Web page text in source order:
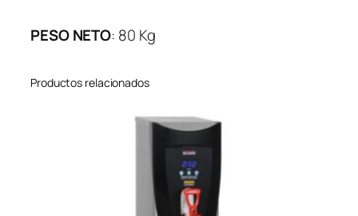
PESO NETO: 80 Kg
Productos relacionados